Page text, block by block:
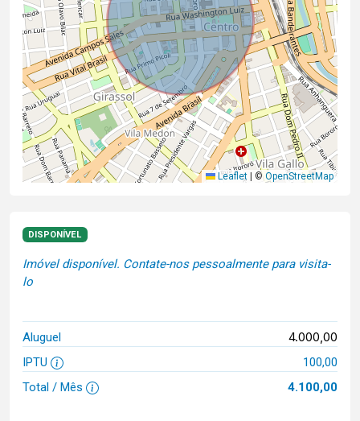
Leaflet | ©OpenStreetMap
DISPONÍVEL
Imóvel disponível. Contate-nos pessoalmente para visita-
lo
Aluguel 4.000,00
IPTU
100,00
Total / Mês
4.100,00